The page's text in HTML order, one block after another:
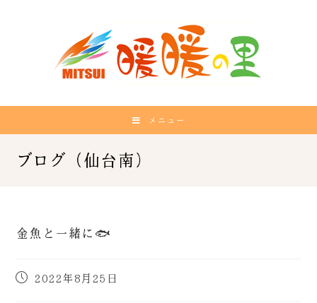
メニュー
金魚と一緒に🐟
2022年8月25日